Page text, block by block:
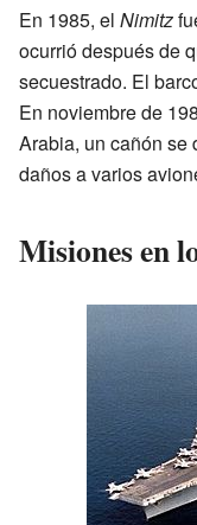
En 1985, el Nimitz
ocurrió después de
secuestrado. El
En noviembre de
Arabia, un cañón se
daños a varios
Misiones en